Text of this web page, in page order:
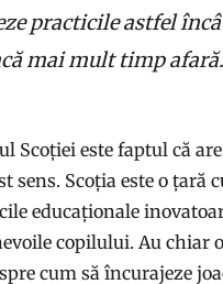
practicile astfel
mai mult timp afară.
Scoției este faptul că
sens. Scoția este o țară
educaționale
copilului. Au chiar
cum să încurajeze